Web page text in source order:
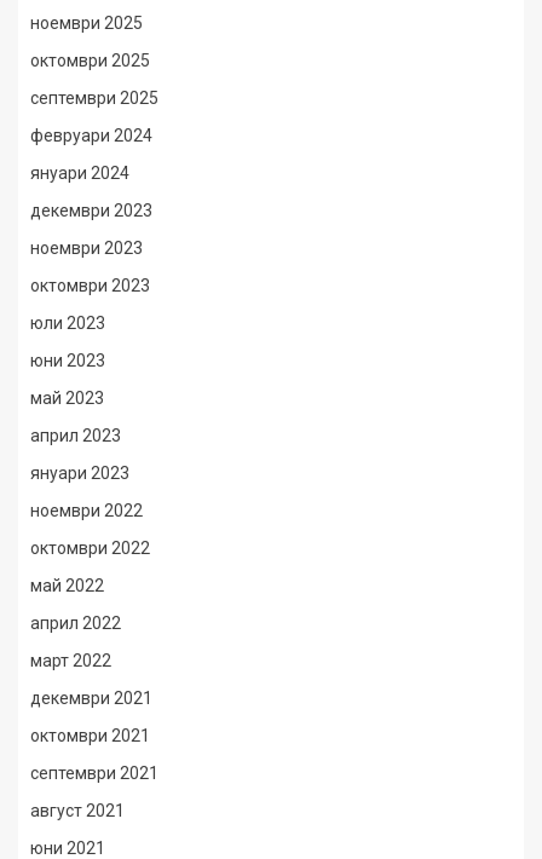
ноември 2025
октомври 2025
септември 2025
февруари 2024
януари 2024
декември 2023
ноември 2023
октомври 2023
юли 2023
юни 2023
май 2023
април 2023
януари 2023
ноември 2022
октомври 2022
май 2022
април 2022
март 2022
декември 2021
октомври 2021
септември 2021
август 2021
юни 2021